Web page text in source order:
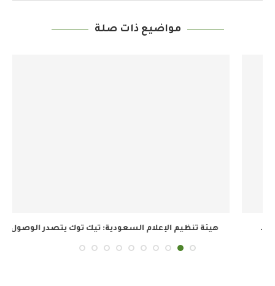
مواضيع ذات صلة
هيئة تنظيم الإعلام السعودية: تيك توك يتصدر الوصول...